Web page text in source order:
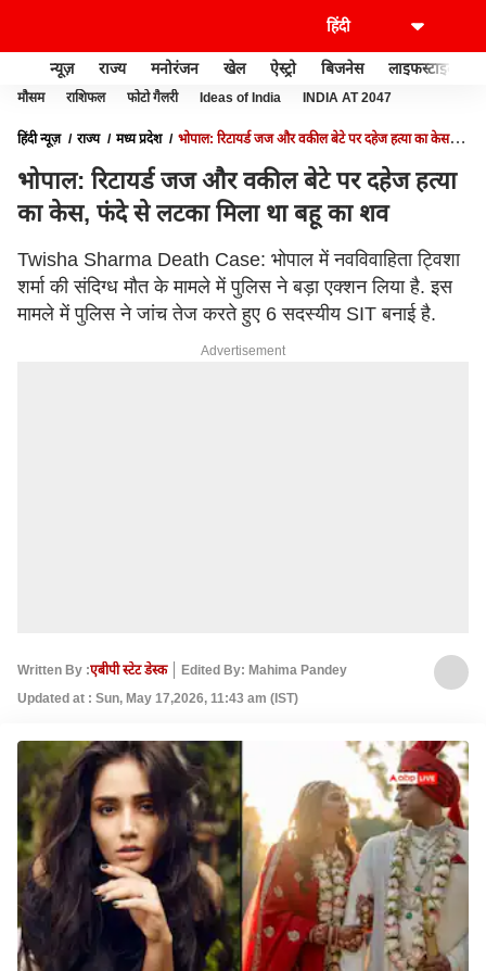
न्यूज़ राज्य मनोरंजन खेल ऐस्ट्रो बिजनेस लाइफस्टाइल
मौसम राशिफल फोटो गैलरी Ideas of India INDIA AT 2047
हिंदी न्यूज़ राज्य मध्य प्रदेश
भोपाल: रिटायर्ड जज और वकील बेटे पर दहेज हत्या का केस,
भोपाल: रिटायर्ड जज और वकील बेटे पर दहेज हत्या
का केस, फंदे से लटका मिला था बहू का शव
Twisha Sharma Death Case: भोपाल में नवविवाहिता ट्विशा
शर्मा की संदिग्ध मौत के मामले में पुलिस ने बड़ा एक्शन लिया है. इस
मामले में पुलिस ने जांच तेज करते हुए 6 सदस्यीय SIT बनाई है.
Advertisement
Written By :एबीपी स्टेट डेस्क
Edited By: Mahima Pandey
Updated at : Sun, May 17,2026, 11:43 am (IST)